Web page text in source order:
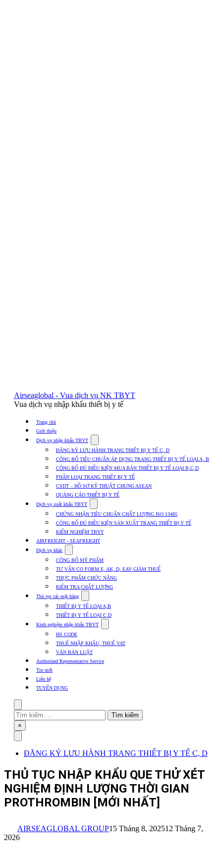
Airseaglobal - Vua dịch vụ NK TBYT
Vua dịch vụ nhập khẩu thiết bị y tế
Trang chủ
Giới thiệu
Dịch vụ nhập khẩu TBYT
submenu
for
Dịch
vụ
nhập
khẩu
TBYT
ĐĂNG KÝ LƯU HÀNH TRANG THIẾT BỊ Y TẾ C, D
CÔNG BỐ TIÊU CHUẨN ÁP DỤNG TRANG THIẾT BỊ Y TẾ LOẠI A, B
CÔNG BỐ ĐỦ ĐIỀU KIỆN MUA BÁN THIẾT BỊ Y TẾ LOẠI B,C,D
PHÂN LOẠI TRANG THIẾT BỊ Y TẾ
CSDT – HỒ SƠ KỸ THUẬT CHUNG ASEAN
QUẢNG CÁO THIẾT BỊ Y TẾ
Dịch vụ xuất khẩu TBYT
submenu
for
Dịch
vụ
xuất
TBYT
CHỨNG NHẬN TIÊU CHUẨN CHẤT LƯỢNG ISO 13485
CÔNG BỐ ĐỦ ĐIỀU KIỆN SẢN XUẤT TRANG THIẾT BỊ Y TẾ
KIỂM NGHIỆM TBYT
AIRFREIGHT - SEAFREIGHT
Dịch vụ khác
submenu
for
Dịch
vụ
khác
CÔNG BỐ MỸ PHẨM
TƯ VẤN CO FORM E, AK, D, EAV GIẢM THUẾ
THỰC PHẨM CHỨC NĂNG
KIỂM TRA CHẤT LƯỢNG
Thủ tục các mặt hàng
submenu
for
Thủ
tục
mặt
hàng
THIẾT BỊ Y TẾ LOẠI A,B
THIẾT BỊ Y TẾ LOẠI C,D
Kinh nghiệm nhập khẩu TBYT
submenu
Kinh
HS CODE
THUẾ NHẬP KHẨU, THUẾ VAT
VĂN BẢN LUẬT
Authorized Representative Service
Tin mới
Liên hệ
TUYỂN DỤNG
Tìm
kiếm
cho:
Close
×
ĐĂNG KÝ LƯU HÀNH TRANG THIẾT BỊ Y TẾ C, D
THỦ TỤC NHẬP KHẨU QUE THỬ XÉT
NGHIỆM ĐỊNH LƯỢNG THỜI GIAN
PROTHROMBIN [MỚI NHẤT]
AIRSEAGLOBAL GROUP15 Tháng 8, 202512 Tháng 7,
2026